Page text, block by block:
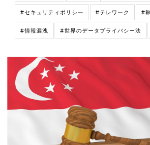
#セキュリティポリシー #テレワーク #
#情報漏洩 #世界のデータプライバシー法